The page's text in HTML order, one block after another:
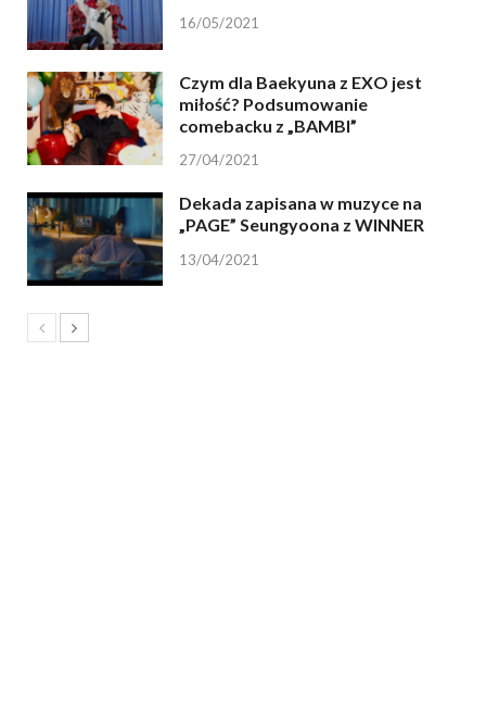
16/05/2021
Czym dla Baekyuna z EXO jest
miłość? Podsumowanie
comebacku z „BAMBI”
27/04/2021
Dekada zapisana w muzyce na
„PAGE” Seungyoona z WINNER
13/04/2021